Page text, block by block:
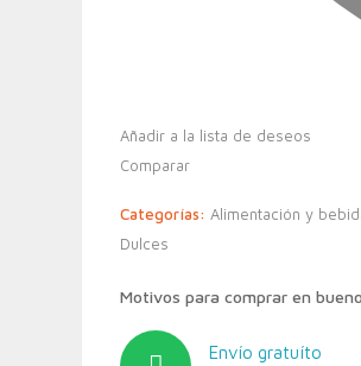
Añadir a la lista de deseos
Comparar
Categorías: Alimentación y
Dulces
Motivos para comprar en
Envío gratuíto